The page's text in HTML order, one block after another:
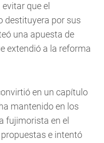
que el
destituyera por sus
una apuesta de
extendió a la reforma
en un capítulo
mantenido en los
fujimorista en el
e intentó